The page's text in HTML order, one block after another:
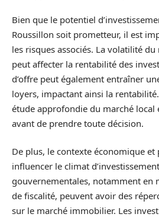
Bien que le potentiel
Roussillon soit prometteur, il est
les risques associés. La volatilité
peut affecter la rentabilité des
d’offre peut également entraîner
loyers, impactant ainsi la
étude approfondie du marché local
avant de prendre toute décision.
De plus, le contexte économique
influencer le climat
gouvernementales, notamment en
de fiscalité, peuvent avoir des
sur le marché immobilier. Les